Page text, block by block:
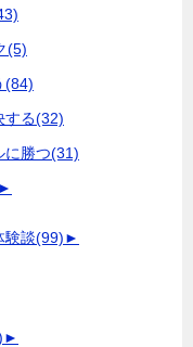
(5)
(84)
する(32)
に勝つ(31)
►
験談(99)►
►